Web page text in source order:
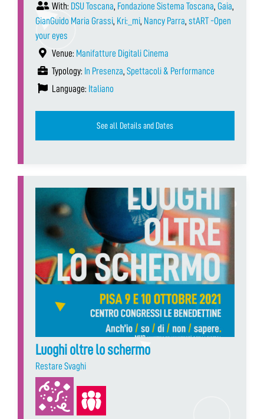
With: DSU Toscana, Fondazione Sistema Toscana, Gaia,
GianGuido Maria Grassi, Kri:_mi, Nancy Parra, stART -Open
your eyes
Venue: Manifatture Digitali Cinema
Typology: In Presenza, Spettacoli & Performance
Language: Italiano
See all Details and Dates
Luoghi oltre lo schermo
Restare Svaghi